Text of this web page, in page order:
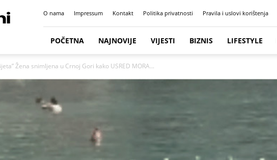
O nama Impressum Kontakt Politika privatnosti Pravila i uslovi korištenja
POČETNA NAJNOVIJE VIJESTI BIZNIS LIFESTYLE
Žena snimljena u Crnoj Gori kako USRED MORA...